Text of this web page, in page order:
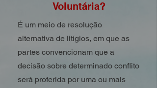
Voluntária?
É um meio de resolução
alternativa de litígios, em que as
partes convencionam que a
decisão sobre determinado conflito
será proferida por uma ou mais